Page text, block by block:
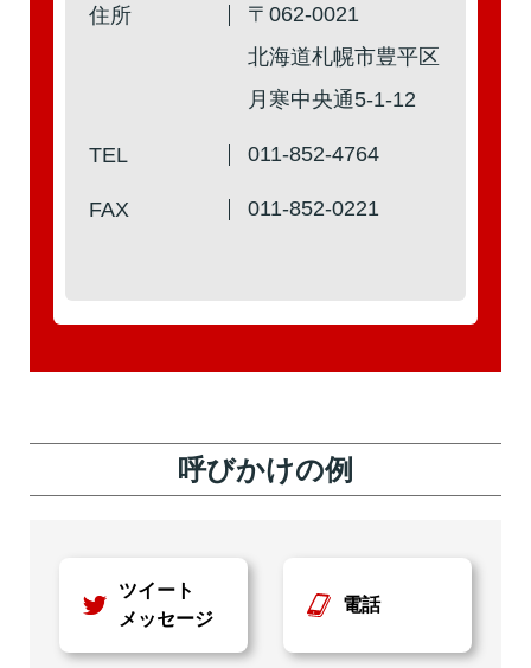
住所
〒062-0021
北海道札幌市豊平区
月寒中央通5-1-12
TEL 011-852-4764
FAX 011-852-0221
呼びかけの例
ツイート
メッセージ
電話